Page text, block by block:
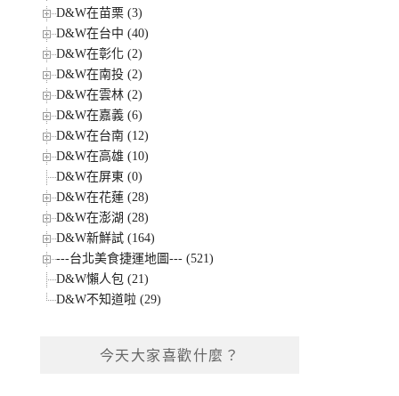
D&W在苗栗 (3)
D&W在台中 (40)
D&W在彰化 (2)
D&W在南投 (2)
D&W在雲林 (2)
D&W在嘉義 (6)
D&W在台南 (12)
D&W在高雄 (10)
D&W在屏東 (0)
D&W在花蓮 (28)
D&W在澎湖 (28)
D&W新鮮試 (164)
---台北美食捷運地圖--- (521)
D&W懶人包 (21)
D&W不知道啦 (29)
今天大家喜歡什麼？